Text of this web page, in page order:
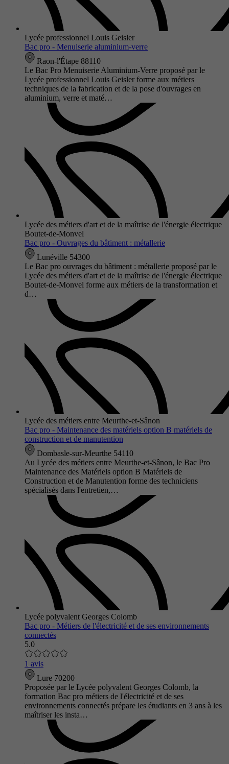
Lycée professionnel Louis Geisler
Bac pro - Menuiserie aluminium-verre
Raon-l'Étape 88110
Le Bac Pro Menuiserie Aluminium-Verre proposé par le
Lycée professionnel Louis Geisler forme aux métiers
techniques de la fabrication et de la pose d'ouvrages en
aluminium, verre et maté…
Lycée des métiers d'art et de la maîtrise de l'énergie électrique
Boutet-de-Monvel
Bac pro - Ouvrages du bâtiment : métallerie
Lunéville 54300
Le Bac pro ouvrages du bâtiment : métallerie proposé par le
Lycée des métiers d'art et de la maîtrise de l'énergie électrique
Boutet-de-Monvel forme aux métiers de la transformation et
d…
Lycée des métiers entre Meurthe-et-Sânon
Bac pro - Maintenance des matériels option B matériels de
construction et de manutention
Dombasle-sur-Meurthe 54110
Au Lycée des métiers entre Meurthe-et-Sânon, le Bac Pro
Maintenance des Matériels option B Matériels de
Construction et de Manutention forme des techniciens
spécialisés dans l'entretien,…
Lycée polyvalent Georges Colomb
Bac pro - Métiers de l'électricité et de ses environnements
connectés
5.0
1 avis
Lure 70200
Proposée par le Lycée polyvalent Georges Colomb, la
formation Bac pro métiers de l'électricité et de ses
environnements connectés prépare les étudiants en 3 ans à les
maîtriser les insta…